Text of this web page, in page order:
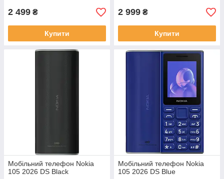
2 499 ₴
Купити
2 999 ₴
Купити
Мобільний телефон Nokia
105 2026 DS Black
Мобільний телефон Nokia
105 2026 DS Blue